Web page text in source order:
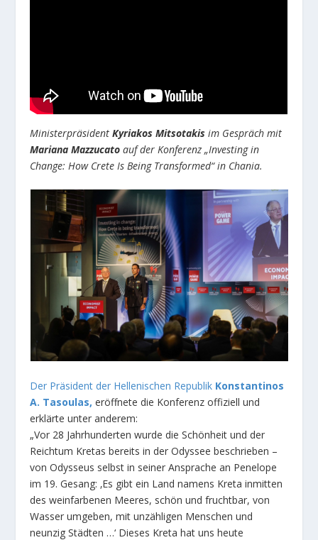
MinisterpräsidentKyriakos Mitsotakisim Gespräch mit
Mariana Mazzucato auf der Konferenz „Investing in
Change: How Crete Is Being Transformed“ in Chania.
Der Präsident der Hellenischen Republik Konstantinos
A. Tasoulas, eröffnete die Konferenz offiziell und
erklärte unter anderem:
„Vor 28 Jahrhunderten wurde die Schönheit und der
Reichtum Kretas bereits in der Odyssee beschrieben –
von Odysseus selbst in seiner Ansprache an Penelope
im 19. Gesang: ‚Es gibt ein Land namens Kreta inmitten
des weinfarbenen Meeres, schön und fruchtbar, von
Wasser umgeben, mit unzähligen Menschen und
neunzig Städten …‘ Dieses Kreta hat uns heute